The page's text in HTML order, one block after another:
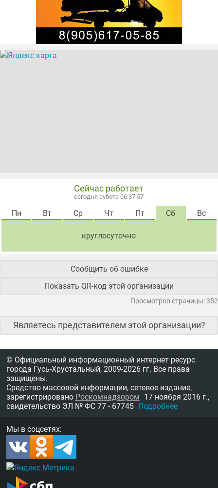
Сейчас работает
сегодня субота 06:37:57
Пн Вт Ср Чт Пт Сб Вс
круглосуточно
Сообщить об ошибке
Показать QR-код этой организации
Просмотров страницы: 352
Являетесь представителем этой организации?
© Официальный информационный интернет ресурс
города Гусь-Хрустальный, 2009-2026 гг. Все права
защищены.
Средство массовой информации, сетевое издание,
зарегистрировано Роскомнадзором 17 ноября 2016 г.,
свидетельство ЭЛ № ФС 77 - 67745 Подробнее
Мы в соцсетях: